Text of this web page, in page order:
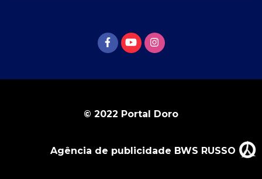
© 2022 Portal Doro
Agência de publicidade BWS RUSSO